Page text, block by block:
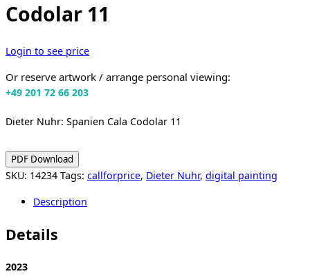
Codolar 11
Login to see price
Or reserve artwork / arrange personal viewing:
+49 201 72 66 203
Dieter Nuhr: Spanien Cala Codolar 11
PDF Download
SKU: 14234 Tags: callforprice, Dieter Nuhr, digital painting
Description
Details
2023